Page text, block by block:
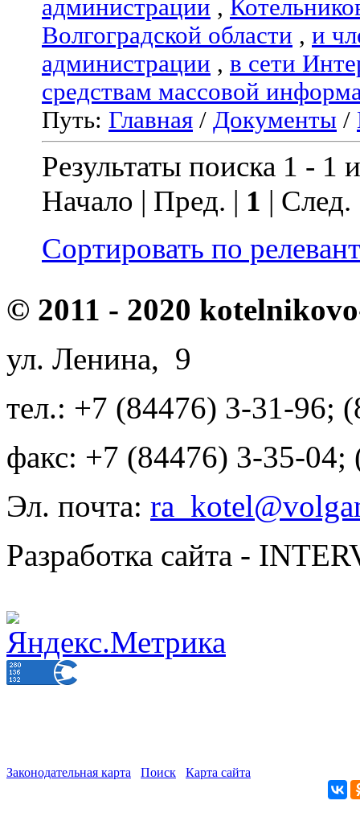
администрации ,
Волгоградской области , и
администрации , в сети
средствам массовой
Путь: Главная / Документы /
Результаты поиска 1 - 1
Начало | Пред. | 1 |
Сортировать по
© 2011 - 2020
ул. Ленина, 9
тел.: +7 (84476) 3-31-96;
факс: +7 (84476) 3-35-04;
Эл. почта:
Разработка сайта -
Законодательная карта Поиск Карта сайта